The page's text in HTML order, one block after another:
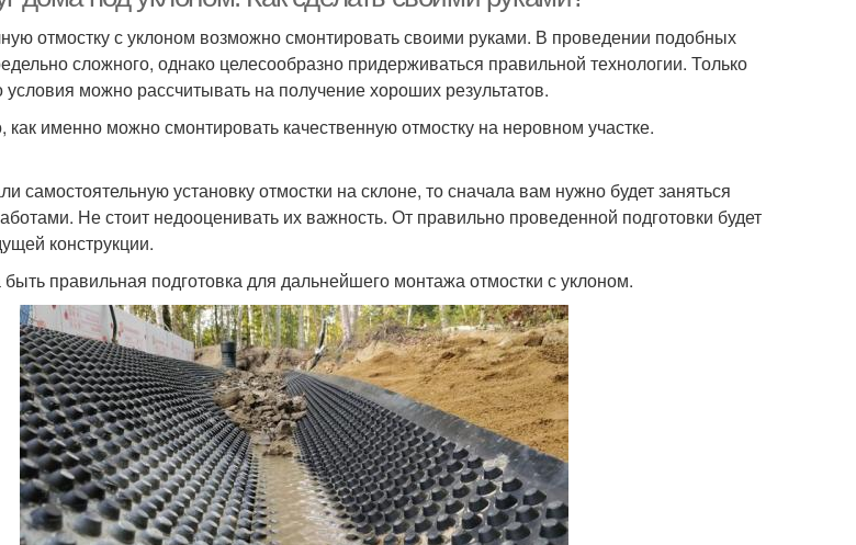
отмостку с уклоном возможно смонтировать своими руками. В проведении подобных
сложного, однако целесообразно придерживаться правильной технологии. Только
условия можно рассчитывать на получение хороших результатов.
как именно можно смонтировать качественную отмостку на неровном участке.
самостоятельную установку отмостки на склоне, то сначала вам нужно будет заняться
Не стоит недооценивать их важность. От правильно проведенной подготовки будет
конструкции.
правильная подготовка для дальнейшего монтажа отмостки с уклоном.